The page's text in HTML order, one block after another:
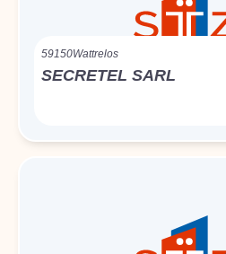
59150Wattrelos
SECRETEL SARL